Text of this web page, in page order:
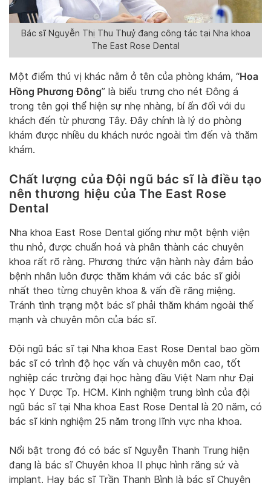
Bác sĩ Nguyễn Thị Thu Thuỷ đang công tác tại Nha khoa
The East Rose Dental
Một điểm thú vị khác nằm ở tên của phòng khám, “Hoa
Hồng Phương Đông” là biểu trưng cho nét Đông á
trong tên gọi thể hiện sự nhẹ nhàng, bí ẩn đối với du
khách đến từ phương Tây. Đây chính là lý do phòng
khám được nhiều du khách nước ngoài tìm đến và thăm
khám.
Chất lượng của Đội ngũ bác sĩ là điều tạo
nên thương hiệu của The East Rose
Dental
Nha khoa East Rose Dental giống như một bệnh viện
thu nhỏ, được chuẩn hoá và phân thành các chuyên
khoa rất rõ ràng. Phương thức vận hành này đảm bảo
bệnh nhân luôn được thăm khám với các bác sĩ giỏi
nhất theo từng chuyên khoa & vấn đề răng miệng.
Tránh tình trạng một bác sĩ phải thăm khám ngoài thế
mạnh và chuyên môn của bác sĩ.
Đội ngũ bác sĩ tại Nha khoa East Rose Dental bao gồm
bác sĩ có trình độ học vấn và chuyên môn cao, tốt
nghiệp các trường đại học hàng đầu Việt Nam như Đại
học Y Dược Tp. HCM. Kinh nghiệm trung bình của đội
ngũ bác sĩ tại Nha khoa East Rose Dental là 20 năm, có
bác sĩ kinh nghiệm 25 năm trong lĩnh vực nha khoa.
Nổi bật trong đó có bác sĩ Nguyễn Thanh Trung hiện
đang là bác sĩ Chuyên khoa II phục hình răng sứ và
implant. Hay bác sĩ Trần Thanh Bình là bác sĩ Chuyên